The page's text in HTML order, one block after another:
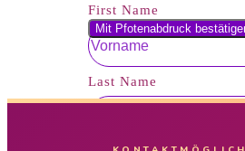
First Name
Last Name
Mit Pfotenabdruck